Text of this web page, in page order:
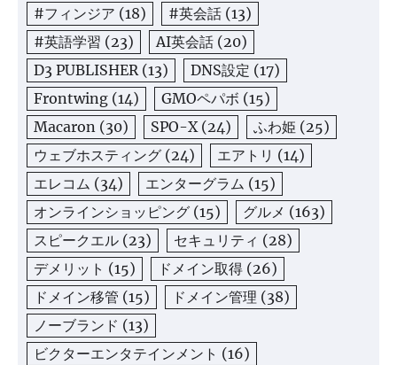
#フィンジア (18) #英会話 (13)
#英語学習 (23) AI英会話 (20)
D3 PUBLISHER(13) DNS設定 (17)
Frontwing (14) GMOペパボ (15)
Macaron (30) SPO-X(24) ふわ姫 (25)
ウェブホスティング (24) エアトリ (14)
エレコム (34) エンターグラム (15)
オンラインショッピング (15) グルメ (163)
スピークエル (23) セキュリティ (28)
デメリット (15) ドメイン取得 (26)
ドメイン移管 (15) ドメイン管理 (38)
ノーブランド (13)
ビクターエンタテインメント (16)